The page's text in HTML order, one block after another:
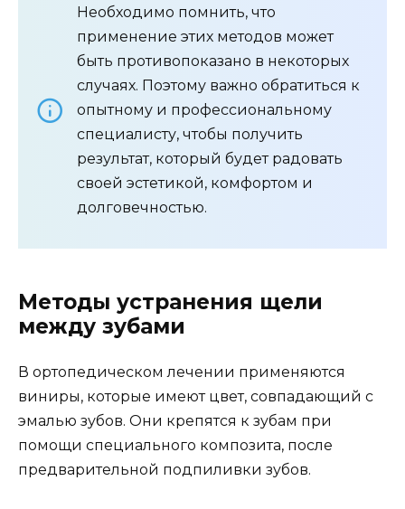
Необходимо помнить, что
применение этих методов может
быть противопоказано в некоторых
случаях. Поэтому важно обратиться к
опытному и профессиональному
специалисту, чтобы получить
результат, который будет радовать
своей эстетикой, комфортом и
долговечностью.
Методы устранения щели
между зубами
В ортопедическом лечении применяются
виниры, которые имеют цвет, совпадающий с
эмалью зубов. Они крепятся к зубам при
помощи специального композита, после
предварительной подпиливки зубов.